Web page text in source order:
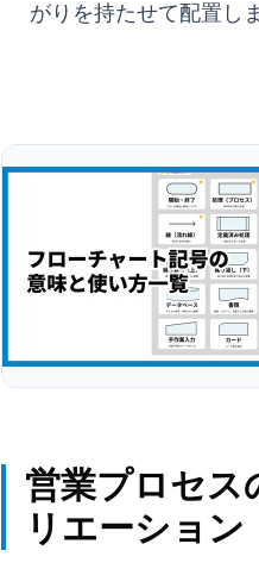
がりを持たせて配置し
営業プロセス
リエーション